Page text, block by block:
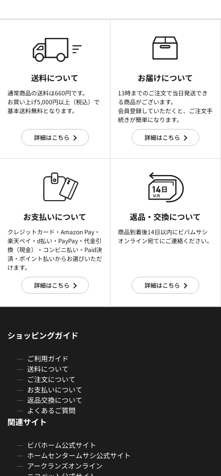
送料について
通常商品の送料は660円です。
お買い上げ5,000円以上（税込）で
基本送料無料となります。
詳細はこちら
お届けについて
13時までのご注文で当日発送でき
る商品がございます。
会員登録していただくと、ご注文手
続きが簡単になります。
詳細はこちら
お支払いについて
クレジットカード・Amazon Pay・
楽天ぺイ・d払い・PayPay・代金引
換（現金）・コンビニ払い・Paid決
済・ポイント払いからお選びいただ
けます。
詳細はこちら
返品・交換について
商品到着後14日以内にビバムサシ
オンライン宛てにご連絡ください。
詳細はこちら
ショッピングガイド
ご利用ガイド
送料について
ご注文について
お支払いについて
返品交換について
よくあるご質問
関連サイト
ビバホーム公式サイト
ホームセンタームサシ公式サイト
アークランズオンライン